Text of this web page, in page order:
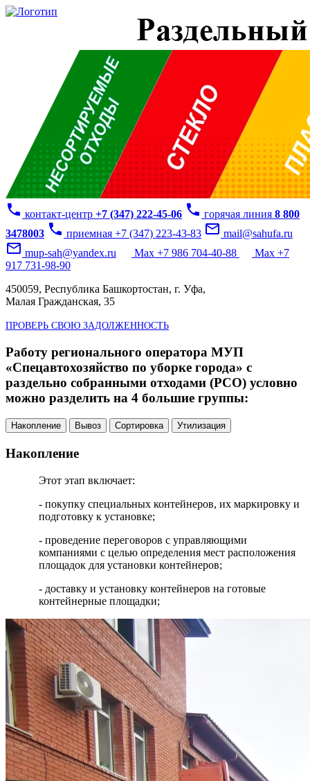
phone контакт-центр +7 (347) 222-45-06 phone горячая линия 8 800
3478003 phone приемная +7 (347) 223-43-83 mail_outline mail@sahufa.ru
mail_outline mup-sah@yandex.ru Max +7 986 704-40-88
Max +7
917 731-98-90
450059, Республика Башкортостан, г. Уфа,
Малая Гражданская, 35
ПРОВЕРЬ СВОЮ ЗАДОЛЖЕННОСТЬ
Работу регионального оператора МУП
«Спецавтохозяйство по уборке города» с
раздельно собранными отходами (РСО) условно
можно разделить на 4 большие группы:
Накопление Вывоз Сортировка Утилизация
Накопление
Этот этап включает:
- покупку специальных контейнеров, их маркировку и
подготовку к установке;
- проведение переговоров с управляющими
компаниями с целью определения мест расположения
площадок для установки контейнеров;
- доставку и установку контейнеров на готовые
контейнерные площадки;